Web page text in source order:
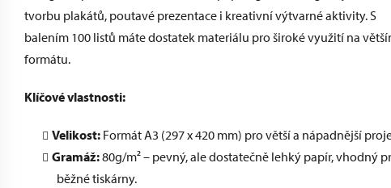
tvorbu plakátů, poutavé prezentace i kreativní výtvarné aktivity. S
balením 100 listů máte dostatek materiálu pro široké využití na
formátu.
Klíčové vlastnosti:
Velikost: Formát A3 (297 x 420 mm) pro větší a nápadnější
Gramáž:80g/m² – pevný, ale dostatečně lehký papír, vhodný
běžné tiskárny.